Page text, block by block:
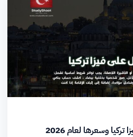
وسعرها لعام 2026